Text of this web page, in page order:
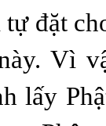
đặt
Vì
lấy